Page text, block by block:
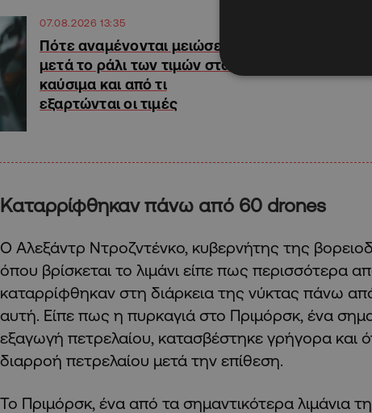
07.08.2026 13:35
Πότε αναμένονται μειώσεις
μετά το ράλι των τιμών στα
καύσιμα και από τι
εξαρτώνται οι τιμές
Καταρρίφθηκαν πάνω από 60 drones
Ο Αλεξάντρ Ντροζντένκο, κυβερνήτης της
όπου βρίσκεται το λιμάνι είπε πως περισσότερα
καταρρίφθηκαν στη διάρκεια της νύκτας πάνω
αυτή. Είπε πως η πυρκαγιά στο Πριμόρσκ, ένα
εξαγωγή πετρελαίου, κατασβέστηκε γρήγορα και
διαρροή πετρελαίου μετά την επίθεση.
Το Πριμόρσκ, ένα από τα σημαντικότερα λιμάνια